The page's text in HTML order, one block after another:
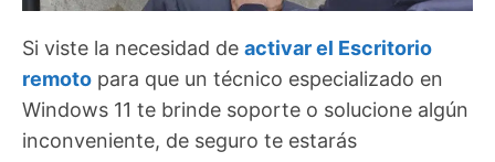
Si viste la necesidad de activar el Escritorio
remoto para que un técnico especializado en
Windows 11 te brinde soporte o solucione algún
inconveniente, de seguro te estarás